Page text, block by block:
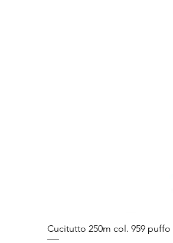
Cucitutto 250m col. 959 puffo